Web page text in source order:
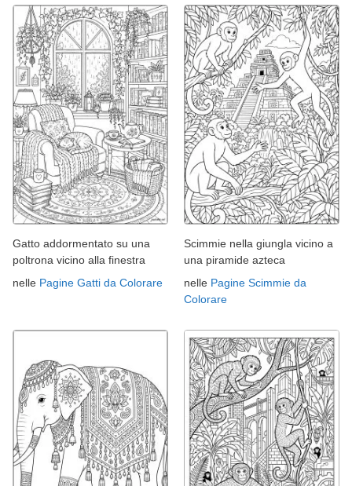
Gatto addormentato su una
poltrona vicino alla finestra
nelle Pagine Gatti da Colorare
Scimmie nella giungla vicino a
una piramide azteca
nelle Pagine Scimmie da
Colorare